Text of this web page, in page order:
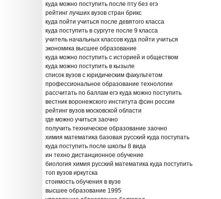
куда можно поступить после пту без егэ
рейтинг лучших вузов стран брикс
куда пойти учиться после девятого класса
куда поступить в сургуте после 9 класса
учитель начальных классов куда пойти учиться
экономика высшее образование
куда можно поступить с историей и обществом
куда можно поступить в кызыле
список вузов с юридическим факультетом
профессиональное образование технологии
рассчитать по баллам егэ куда можно поступить
вестник воронежского института фсин россии
рейтинг вузов московской области
где можно учиться заочно
получить техническое образование заочно
химия математика базовая русский куда поступать
куда поступить после школы 8 вида
ин техно дистанционное обучение
биология химия русский математика куда поступить
топ вузов иркутска
стоимость обучения в вузе
высшее образование 1995